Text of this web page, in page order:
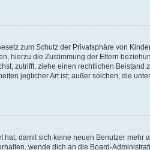
zum Schutz der Privatsphäre von
hierzu die Zustimmung der Eltern
zutrifft, ziehe einen rechtlichen
jeglicher Art ist; außer solchen, die
damit sich keine neuen Benutzer
wende dich an die Board-